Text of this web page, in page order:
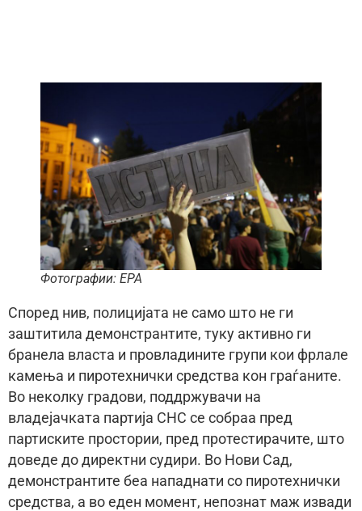
Фотографии: EPA
Според нив, полицијата не само што не ги
заштитила демонстрантите, туку активно ги
бранела власта и провладините групи кои фрлале
камења и пиротехнички средства кон граѓаните.
Во неколку градови, поддржувачи на
владејачката партија СНС се собраа пред
партиските простории, пред протестирачите, што
доведе до директни судири. Во Нови Сад,
демонстрантите беа нападнати со пиротехнички
средства, а во еден момент, непознат маж извади